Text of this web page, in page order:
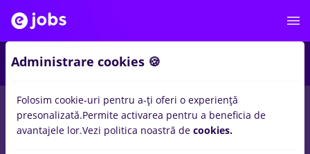
locuri de muncacu salarii dm, Part timein Timisoara
StudentinConstructii / Instalatii, IT / Telecom
Administrare cookies 🍪
Folosim cookie-uri pentru a-ți oferi o experiență
presonalizată.Permite activarea pentru a beneficia de
avantajele lor.Vezi politica noastră de cookies.